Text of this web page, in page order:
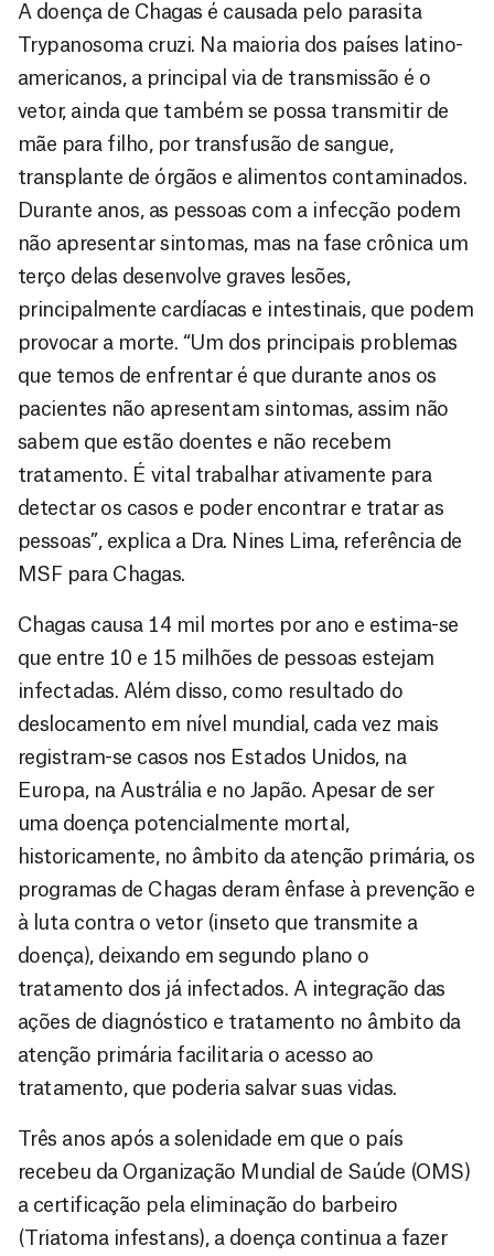
A doença de Chagas é causada pelo parasita
Trypanosoma cruzi. Na maioria dos países latino-
americanos, a principal via de transmissão é o
vetor, ainda que também se possa transmitir de
mãe para filho, por transfusão de sangue,
transplante de órgãos e alimentos contaminados.
Durante anos, as pessoas com a infecção podem
não apresentar sintomas, mas na fase crônica um
terço delas desenvolve graves lesões,
principalmente cardíacas e intestinais, que podem
provocar a morte. “Um dos principais problemas
que temos de enfrentar é que durante anos os
pacientes não apresentam sintomas, assim não
sabem que estão doentes e não recebem
tratamento. É vital trabalhar ativamente para
detectar os casos e poder encontrar e tratar as
pessoas”, explica a Dra. Nines Lima, referência de
MSF para Chagas.
Chagas causa 14 mil mortes por ano e estima-se
que entre 10 e 15 milhões de pessoas estejam
infectadas. Além disso, como resultado do
deslocamento em nível mundial, cada vez mais
registram-se casos nos Estados Unidos, na
Europa, na Austrália e no Japão. Apesar de ser
uma doença potencialmente mortal,
historicamente, no âmbito da atenção primária, os
programas de Chagas deram ênfase à prevenção e
à luta contra o vetor (inseto que transmite a
doença), deixando em segundo plano o
tratamento dos já infectados. A integração das
ações de diagnóstico e tratamento no âmbito da
atenção primária facilitaria o acesso ao
tratamento, que poderia salvar suas vidas.
Três anos após a solenidade em que o país
recebeu da Organização Mundial de Saúde (OMS)
a certificação pela eliminação do barbeiro
(Triatoma infestans), a doença continua a fazer